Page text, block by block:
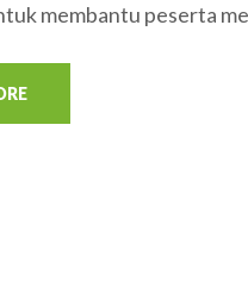
membantu peserta